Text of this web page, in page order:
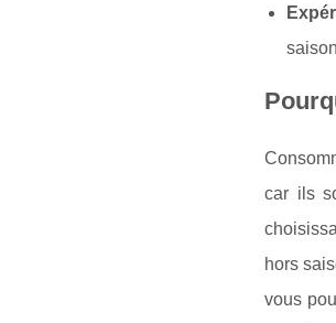
car ils
hors
vous